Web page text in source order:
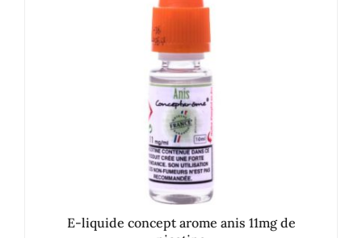
E-liquide concept arome anis 11mg de